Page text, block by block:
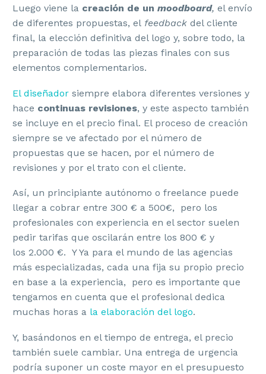
Luego viene la creación de un moodboard, el envío
de diferentes propuestas, el feedback del cliente
final, la elección definitiva del logo y, sobre todo, la
preparación de todas las piezas finales con sus
elementos complementarios.
El diseñador siempre elabora diferentes versiones y
hace continuas revisiones, y este aspecto también
se incluye en el precio final. El proceso de creación
siempre se ve afectado por el número de
propuestas que se hacen, por el número de
revisiones y por el trato con el cliente.
Así, un principiante autónomo o freelance puede
llegar a cobrar entre 300 € a 500€, pero los
profesionales con experiencia en el sector suelen
pedir tarifas que oscilarán entre los 800 € y
los 2.000 €. Y Ya para el mundo de las agencias
más especializadas, cada una fija su propio precio
en base a la experiencia, pero es importante que
tengamos en cuenta que el profesional dedica
muchas horas a la elaboración del logo.
Y, basándonos en el tiempo de entrega, el precio
también suele cambiar. Una entrega de urgencia
podría suponer un coste mayor en el presupuesto